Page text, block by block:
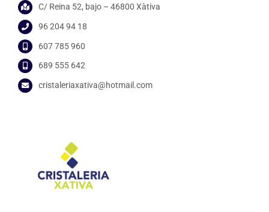
Blog
Contacto
C/ Reina 52, bajo – 46800 Xàtiva
96 204 94 18
607 785 960
689 555 642
cristaleriaxativa@hotmail.com